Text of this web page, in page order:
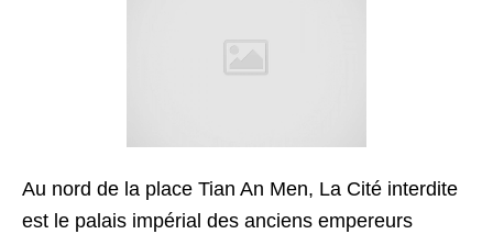
Au nord de la place Tian An Men, La Cité interdite
est le palais impérial des anciens empereurs